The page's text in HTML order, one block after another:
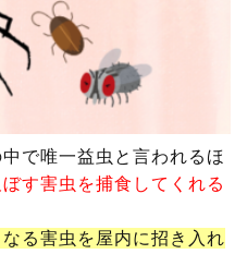
で唯一益虫と言われるほ
す害虫を捕食してくれる
る害虫を屋内に招き入れ